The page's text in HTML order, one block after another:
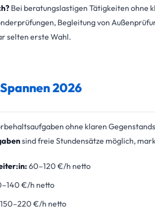
Bei beratungslastigen Tätigkeiten
Begleitung von
selten erste Wahl.
2026
ohne klaren
sind freie Stundensätze möglich,
60–120 €/h netto
€/h netto
150–220 €/h netto